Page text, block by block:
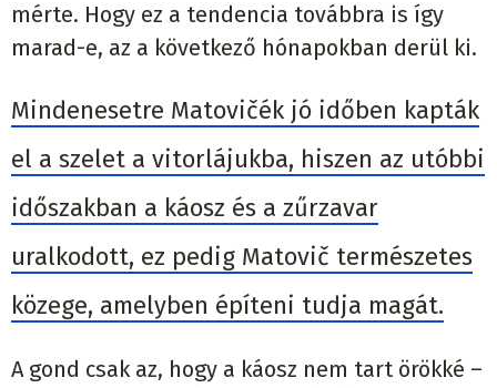
mérte. Hogy ez a tendencia továbbra is így
marad-e, az a következő hónapokban derül ki.
Mindenesetre Matovičék jó időben kapták
el a szelet a vitorlájukba, hiszen az utóbbi
időszakban a káosz és a zűrzavar
uralkodott, ez pedig Matovič természetes
közege, amelyben építeni tudja magát.
A gond csak az, hogy a káosz nem tart örökké –